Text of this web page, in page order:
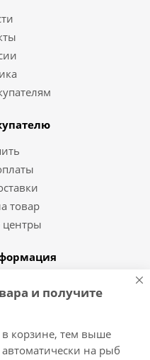
товар
10-11
и получите
корзине, тем выше
на рыб